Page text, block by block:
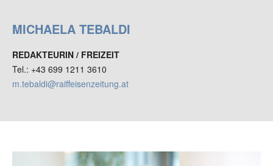
MICHAELA TEBALDI
REDAKTEURIN / FREIZEIT
Tel.: +43 699 1211 3610
m.tebaldi@raiffeisenzeitung.at